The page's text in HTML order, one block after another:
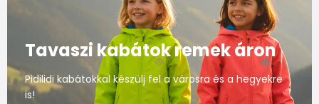
Tavaszi kabátok remek áron
Pidilidi kabátokkal készülj fel a városra és a hegyekre
is!